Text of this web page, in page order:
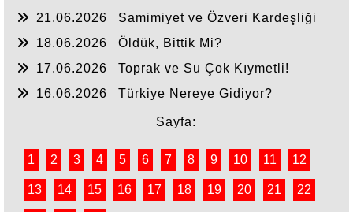
21.06.2026
Samimiyet ve Özveri Kardeşliği
18.06.2026
Öldük, Bittik Mi?
17.06.2026
Toprak ve Su Çok Kıymetli!
16.06.2026
Türkiye Nereye Gidiyor?
Sayfa:
1 2 3 4 5 6 7 8 9 10 11 12
13 14 15 16 17 18 19 20 21 22